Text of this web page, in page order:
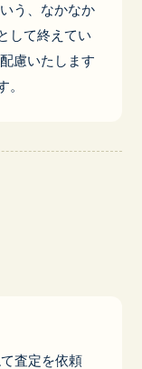
う、なかなか
して終えてい
慮いたします
。
査定を依頼